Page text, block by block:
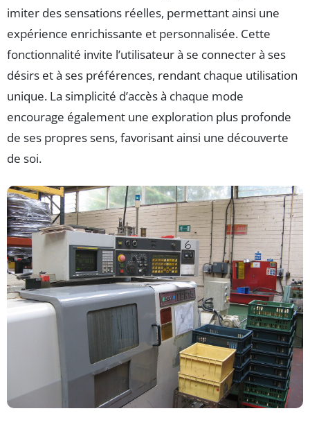
imiter des sensations réelles, permettant ainsi une
expérience enrichissante et personnalisée. Cette
fonctionnalité invite l’utilisateur à se connecter à ses
désirs et à ses préférences, rendant chaque utilisation
unique. La simplicité d’accès à chaque mode
encourage également une exploration plus profonde
de ses propres sens, favorisant ainsi une découverte
de soi.